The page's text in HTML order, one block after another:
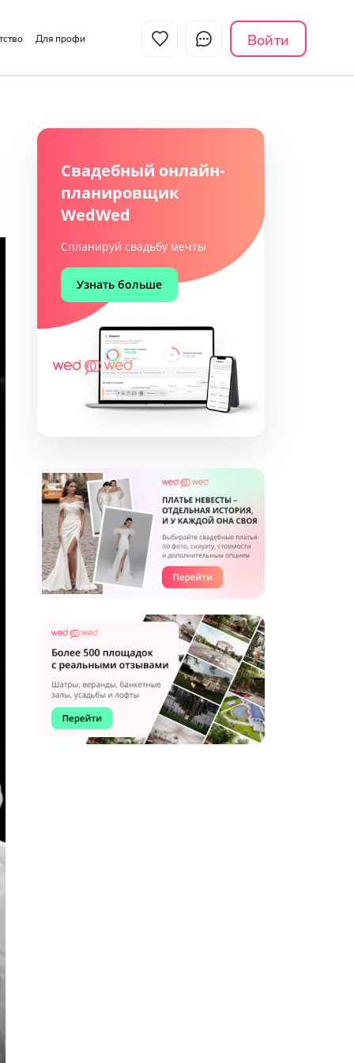
Войти
Для профи
Свадебный онлайн-
планировщик
WedWed
Спланируй свадьбу мечты
Узнать больше